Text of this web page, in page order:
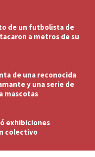
de un futbolista de
a metros de su
de una reconocida
y una serie de
mascotas
exhibiciones
colectivo